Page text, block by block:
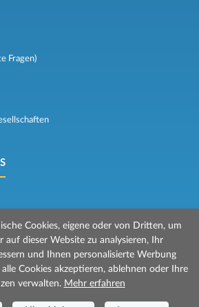
Fragen)
Cookies, eigene oder von Dritten, um
auf dieser Website zu analysieren, Ihr
und Ihnen personalisierte Werbung
Cookies akzeptieren, ablehnen oder Ihre
verwalten. Mehr erfahren